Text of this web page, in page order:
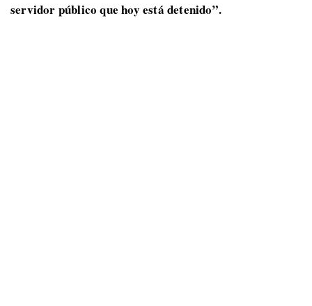
servidor público que hoy está detenido”.